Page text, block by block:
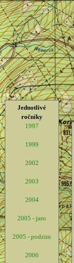
Jednotlivé
ročníky
1997
1999
2002
2003
2004
2005 - jaro
2005 - podzim
2006